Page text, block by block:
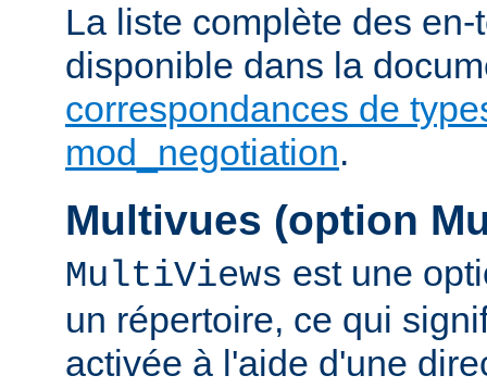
La liste complète des
disponible dans la
correspondances de
mod_negotiation.
Multivues (option
MultiViews est une
un répertoire, ce qui
activée à l'aide d'une